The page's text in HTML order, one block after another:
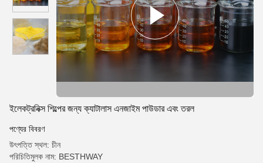
ইলেকট্রনিক্স শিল্পের জন্য ক্যাটালাস এনজাইম পাউডার এবং তরল
পণ্যের বিবরণ
উৎপত্তি স্থল: চীন
পরিচিতিমুলক নাম: BESTHWAY